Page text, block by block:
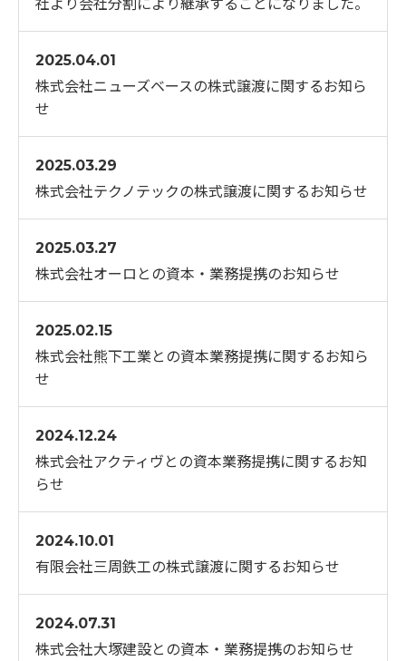
社より会社分割により継承することになりました。
2025.04.01
株式会社ニューズベースの株式譲渡に関するお知ら
せ
2025.03.29
株式会社テクノテックの株式譲渡に関するお知らせ
2025.03.27
株式会社オーロとの資本・業務提携のお知らせ
2025.02.15
株式会社熊下工業との資本業務提携に関するお知ら
せ
2024.12.24
株式会社アクティヴとの資本業務提携に関するお知
らせ
2024.10.01
有限会社三周鉄工の株式譲渡に関するお知らせ
2024.07.31
株式会社大塚建設との資本・業務提携のお知らせ